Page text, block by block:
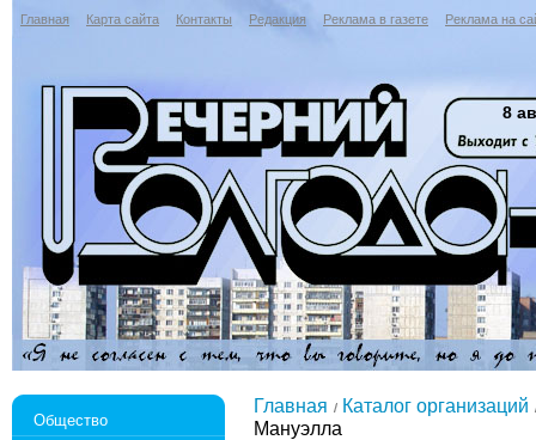
Главная Карта сайта Контакты Редакция Реклама в газете Реклама на
8
Общество
Главная
Каталог организаций
Мануэлла